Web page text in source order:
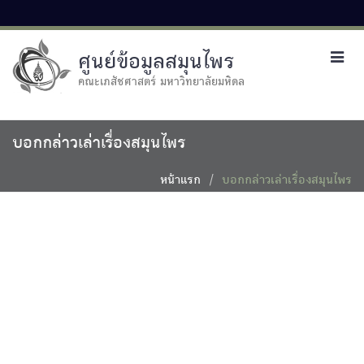
ศูนย์ข้อมูลสมุนไพร
คณะเภสัชศาสตร์ มหาวิทยาลัยมหิดล
บอกกล่าวเล่าเรื่องสมุนไพร
หน้าแรก บอกกล่าวเล่าเรื่องสมุนไพร